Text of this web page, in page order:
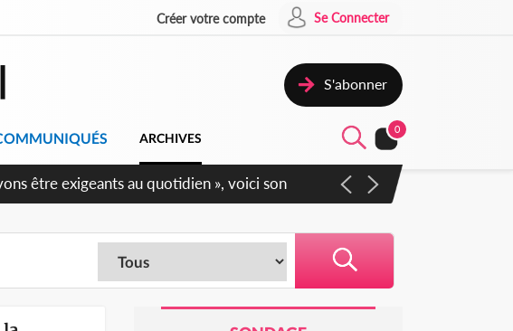
Créer votre compte Se Connecter
S'abonner
ARCHIVES
0
Défense et de Sécurité affichent leur